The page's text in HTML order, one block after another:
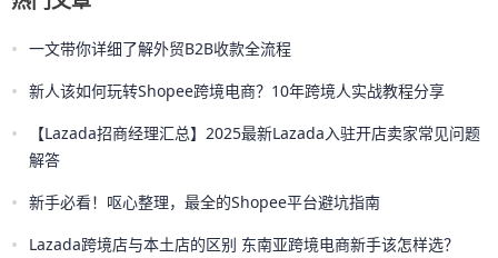
• 一文带你详细了解外贸B2B收款全流程
• 新人该如何玩转Shopee跨境电商？10年跨境人实战教程分享
•
【Lazada招商经理汇总】2025最新Lazada入驻开店卖家常见问题
解答
• 新手必看！呕心整理，最全的Shopee平台避坑指南
• Lazada跨境店与本土店的区别 东南亚跨境电商新手该怎样选？